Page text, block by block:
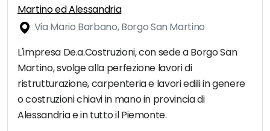
Martino ed Alessandria
Via Mario Barbano, Borgo San Martino
L'impresa De.a.Costruzioni, con sede a Borgo San
Martino, svolge alla perfezione lavori di
ristrutturazione, carpenteria e lavori edili in genere
o costruzioni chiavi in mano in provincia di
Alessandria e in tutto il Piemonte.